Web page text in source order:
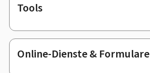
Footer
Tools
Online-Dienste & Formulare